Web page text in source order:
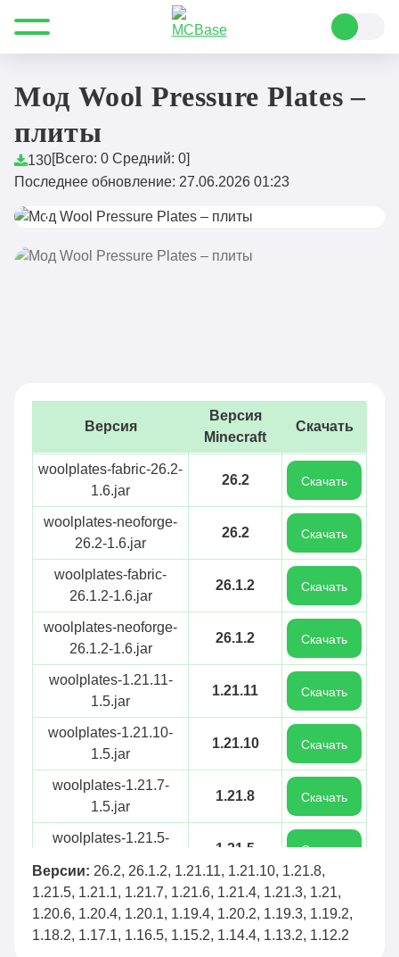
Все для Minecraft Моды Fabric
Мод Wool Pressure Plates –
плиты
130[Всего: 0 Средний: 0]
Последнее обновление: 27.06.2026 01:23
Версия
Версия
Minecraft
Скачать
woolplates-fabric-26.2-
1.6.jar
26.2 Скачать
woolplates-neoforge-
26.2-1.6.jar
26.2 Скачать
woolplates-fabric-
26.1.2-1.6.jar
26.1.2 Скачать
woolplates-neoforge-
26.1.2-1.6.jar
26.1.2 Скачать
woolplates-1.21.11-
1.5.jar
1.21.11 Скачать
woolplates-1.21.10-
1.5.jar
1.21.10 Скачать
woolplates-1.21.7-
1.5.jar
1.21.8 Скачать
woolplates-1.21.5-
1.21.5 Скачать
woolplates-1.21.1-
1.5.jar
1.21.1 Скачать
woolplates-1.21.5-
Версии: 26.2, 26.1.2, 1.21.11, 1.21.10, 1.21.8,
1.21.5, 1.21.1, 1.21.7, 1.21.6, 1.21.4, 1.21.3, 1.21,
1.20.6, 1.20.4, 1.20.1, 1.19.4, 1.20.2, 1.19.3, 1.19.2,
1.18.2, 1.17.1, 1.16.5, 1.15.2, 1.14.4, 1.13.2, 1.12.2